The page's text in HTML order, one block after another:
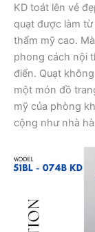
KD toát lên vẻ
quạt được làm
thẩm mỹ cao.
phong cách nội
điển. Quạt
một món đồ
mỹ của phòng
cộng như nhà